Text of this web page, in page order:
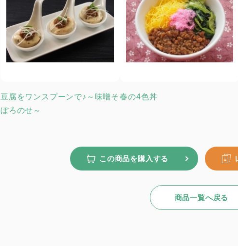
豆腐をワンスプーンで♪～味噌そ
ぼろのせ～
春の4色丼
この商品を購入する
商品一覧へ戻る